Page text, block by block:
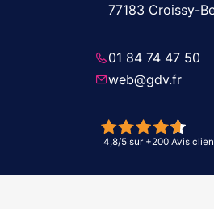
77183 Croissy-
01 84 74 47 50
web@gdv.fr